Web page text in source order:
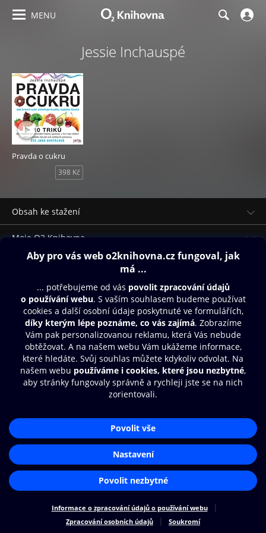
MENU
Jessie Inchauspé
Pravda o cukru
398 Kč
Obsah ke stažení
Moje O2 Knihovna
Další zábava
© O2 Czech Republic a.s.
Nákupní řád
Přístupnost
Zásady zpracování osobních údajů
Cookies
Aplikace O2 Knihovna
Čti a poslouchej své e-knihy a
audioknihy rychleji a pohodlněji.